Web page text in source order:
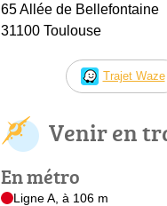
65 Allée de Bellefontaine
31100 Toulouse
Trajet Waze
Venir en
En métro
Ligne A, à 106 m